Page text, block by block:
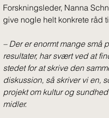
Forskningsleder, Nanna
give nogle helt konkrete råd
– Der er enormt mange små
resultater, har svært ved at
stedet for at skrive den
diskussion, så skriver vi en,
projekt om kultur og
midler.